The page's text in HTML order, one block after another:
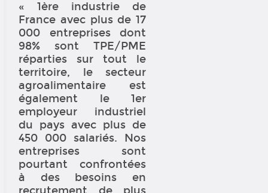
« 1ère industrie de
France avec plus de 17
000 entreprises dont
98% sont TPE/PME
réparties sur tout le
territoire, le secteur
agroalimentaire est
également le 1er
employeur industriel
du pays avec plus de
450 000 salariés. Nos
entreprises sont
pourtant confrontées
à des besoins en